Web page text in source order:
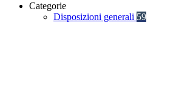
Categorie
Disposizioni generali 59